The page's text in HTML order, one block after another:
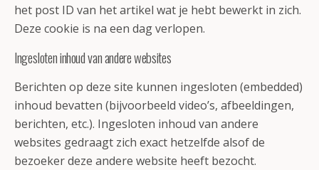
het post ID van het artikel wat je hebt bewerkt in zich.
Deze cookie is na een dag verlopen.
Ingesloten inhoud van andere websites
Berichten op deze site kunnen ingesloten (embedded)
inhoud bevatten (bijvoorbeeld video’s, afbeeldingen,
berichten, etc.). Ingesloten inhoud van andere
websites gedraagt zich exact hetzelfde alsof de
bezoeker deze andere website heeft bezocht.